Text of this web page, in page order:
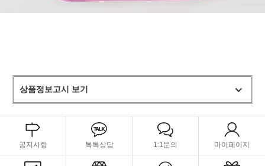
상품정보고시 보기
공지사항 톡톡상담 1:1문의 마이페이지